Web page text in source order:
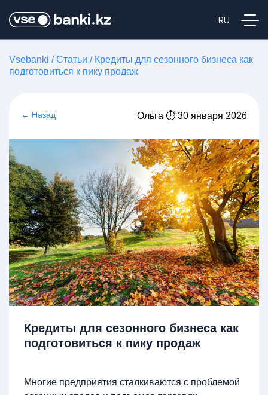
Vsebanki /Статьи / Кредиты для сезонного бизнеса как
подготовиться к пику продаж
← Назад Ольга ⏱ 30 января 2026
Кредиты для сезонного бизнеса как
подготовиться к пику продаж
Многие предприятия сталкиваются с проблемой